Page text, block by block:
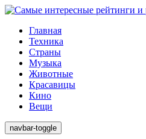
Главная
Техника
Страны
Музыка
Животные
Красавицы
Кино
Вещи
navbar-toggle